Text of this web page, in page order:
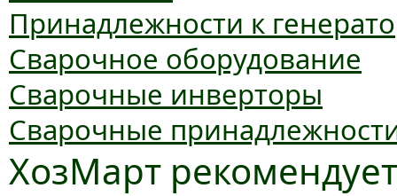
Принадлежности к
Сварочное оборудование
Сварочные инверторы
Сварочные
ХозМарт рекомендует